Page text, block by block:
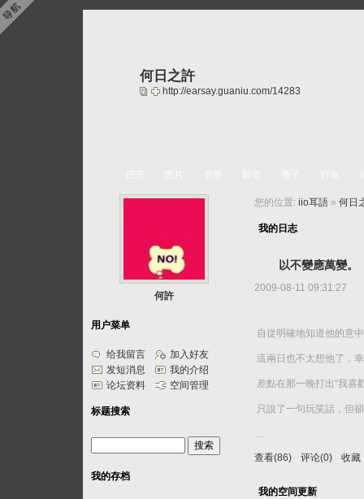
何日之許
http://earsay.guaniu.com/14283
您的位置: iio耳語 » 何日
我的日志
以不變應萬變。
2009-08-11 09:31:27
自從明確地知道他的意
這兩日也不太想他了，
差點在那一晚打出“我喜
只說了一句玩笑話，但
查看(86) 评论(0) 收藏
我的空间更新
何許
用户菜单
给我留言
加入好友
发短消息
我的介绍
论坛资料
空间管理
标题搜索
我的存档